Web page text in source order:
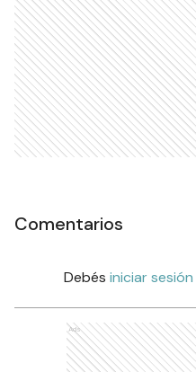
Comentarios
Debés iniciar sesión
Ads